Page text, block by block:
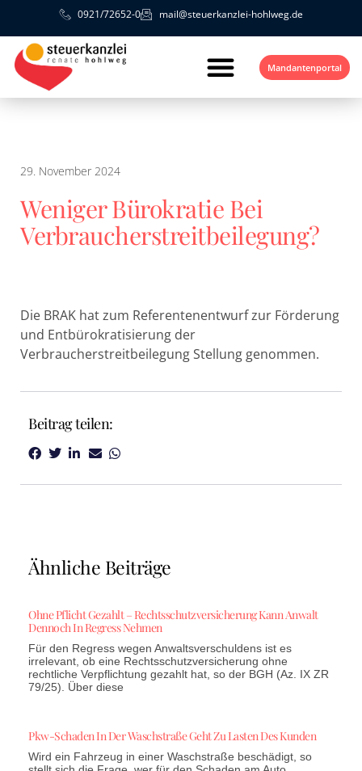
0921/72652-0 mail@steuerkanzlei-hohlweg.de
Mandantenportal
29. November 2024
Weniger Bürokratie Bei
Verbraucherstreitbeilegung?
Die BRAK hat zum Referentenentwurf zur Förderung
und Entbürokratisierung der
Verbraucherstreitbeilegung Stellung genommen.
Beitrag teilen:
Ähnliche Beiträge
Ohne Pflicht Gezahlt – Rechtsschutzversicherung Kann Anwalt
Dennoch In Regress Nehmen
Für den Regress wegen Anwaltsverschuldens ist es
irrelevant, ob eine Rechtsschutzversicherung ohne
rechtliche Verpflichtung gezahlt hat, so der BGH (Az. IX ZR
79/25). Über diese
Pkw-Schaden In Der Waschstraße Geht Zu Lasten Des Kunden
Wird ein Fahrzeug in einer Waschstraße beschädigt, so